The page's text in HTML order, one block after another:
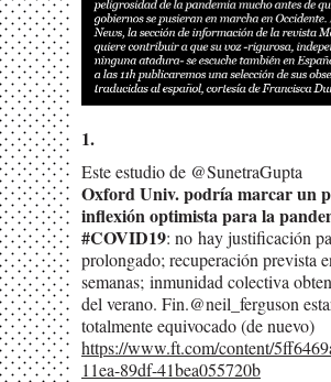
1.
Este estudio de @SunetraGupta
Oxford Univ. podría marcar un
inflexión optimista para la
#COVID19: no hay justificación
prolongado; recuperación prevista
semanas; inmunidad colectiva
del verano. Fin.@neil_ferguson
totalmente equivocado (de nuevo)
https://www.ft.com/content/
11ea-89df-41bea055720b